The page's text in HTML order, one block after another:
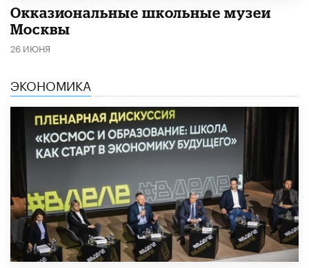
​Окказиональные школьные музеи
Москвы
26 ИЮНЯ
ЭКОНОМИКА